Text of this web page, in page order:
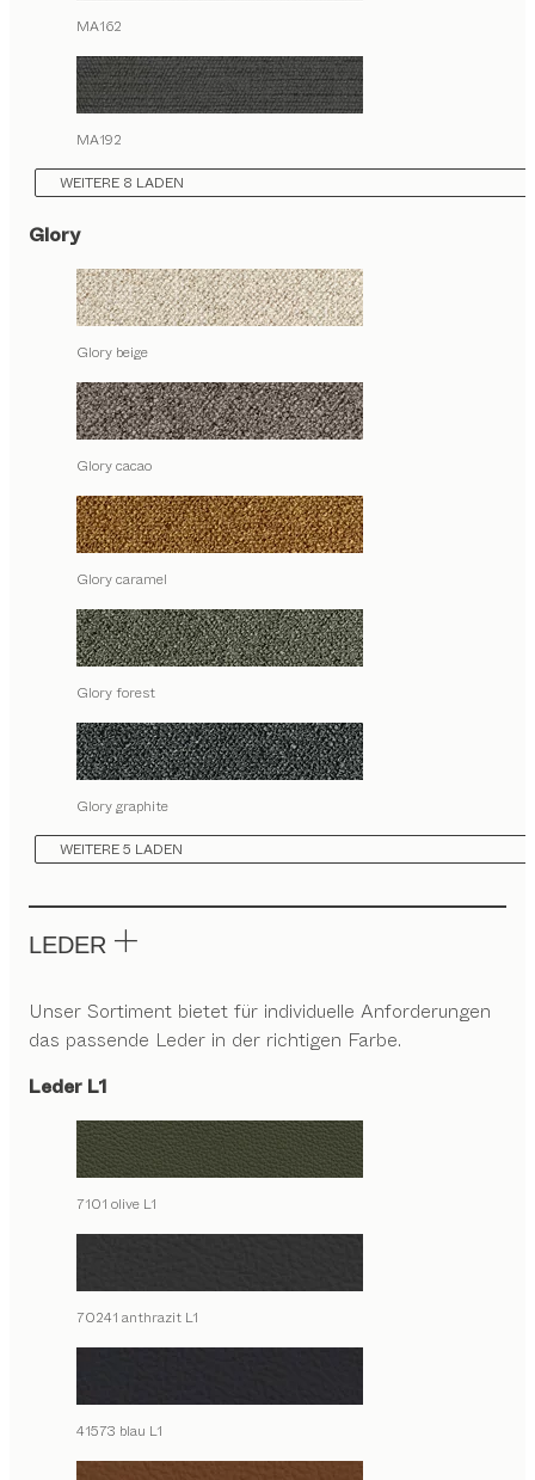
MA162
MA192
WEITERE 8 LADEN
Glory
Glory beige
Glory cacao
Glory caramel
Glory forest
Glory graphite
WEITERE 5 LADEN
LEDER
Unser Sortiment bietet für individuelle Anforderungen
das passende Leder in der richtigen Farbe.
Leder L1
7101 olive L1
70241 anthrazit L1
41573 blau L1